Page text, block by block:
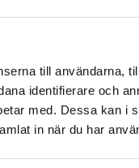
till användarna,
identifierare och
med. Dessa kan i
in när du har
via en
leveranser utanför
måste
mer